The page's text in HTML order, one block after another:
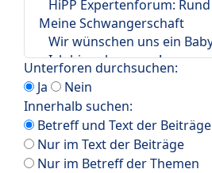
Unterforen durchsuchen:
Ja
Nein
Innerhalb suchen:
Betreff und Text der Beiträge
Nur im Text der Beiträge
Nur im Betreff der Themen